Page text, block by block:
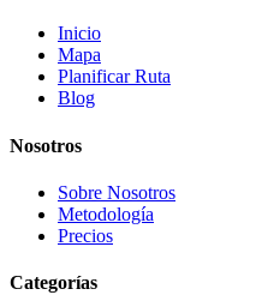
Inicio
Mapa
Planificar Ruta
Blog
Nosotros
Sobre Nosotros
Metodología
Precios
Categorías